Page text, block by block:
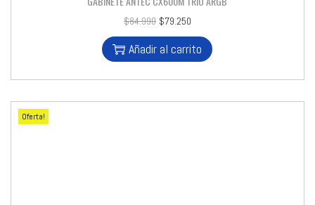
$84.990 $79.250
Añadir al carrito
Oferta!